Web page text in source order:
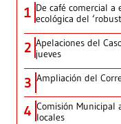
1 De café comercial a
ecológica del
2 Apelaciones del
jueves
3 Ampliación del
4 Comisión Municipal
locales